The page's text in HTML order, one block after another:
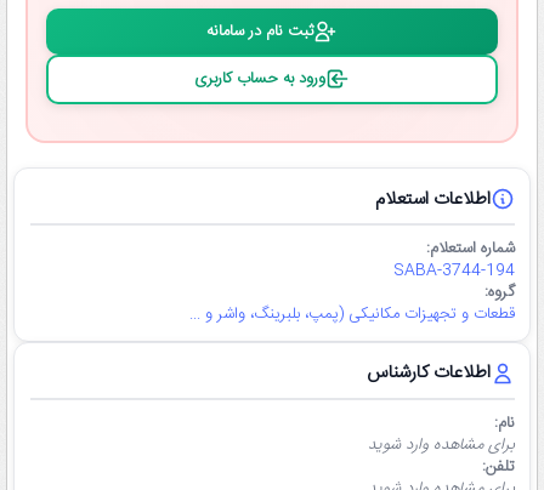
اطلاعات استعلام
شماره استعلام:
SABA-3744-194
گروه:
قطعات و تجهیزات مکانیکی (پمپ، بلبرینگ، واشر و ...
اطلاعات کارشناس
نام:
برای مشاهده وارد شوید
تلفن:
ثبت ‌نام در سامانه
ورود به حساب کاربری